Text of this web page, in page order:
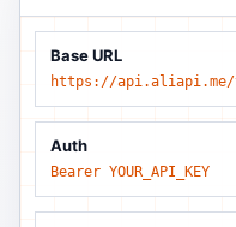
Base URL
https://api.aliapi.me/
Auth
Bearer YOUR_API_KEY